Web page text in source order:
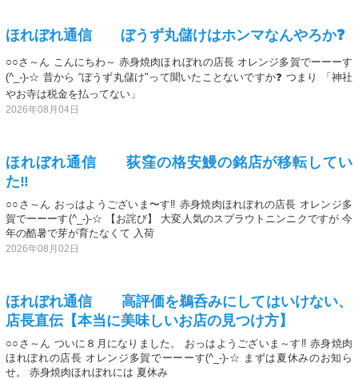
ほれぼれ通信 ぼうず丸儲けはホンマなんやろか❓
○○さ～ん こんにちわ～ 赤身焼肉ほれぼれの店長 オレンジ多賀でーーーす
(^_-)-☆ 昔から “ぼうず丸儲け"って聞いたことないですか❓ つまり 「神社
やお寺は税金を払ってない」
2026年08月04日
ほれぼれ通信 荻窪の格安鰻の銘店が移転してい
た‼️
○○さ～ん おっはようございま〜す‼️ 赤身焼肉ほれぼれの店長 オレンジ多
賀でーーーす(^_-)-☆ 【お詫び】 大変人気のスプラウトニンニクですが 今
年の酷暑で芽が育たなくて 入荷
2026年08月02日
ほれぼれ通信 高評価を鵜呑みにしてはいけない、
店長直伝【本当に美味しいお店の見つけ方】
○○さ～ん ついに８月になりました。 おっはようございま～す‼️ 赤身焼肉
ほれぼれの店長 オレンジ多賀でーーーす(^_-)-☆ まずは夏休みのお知ら
せ。 赤身焼肉ほれぼれには 夏休み